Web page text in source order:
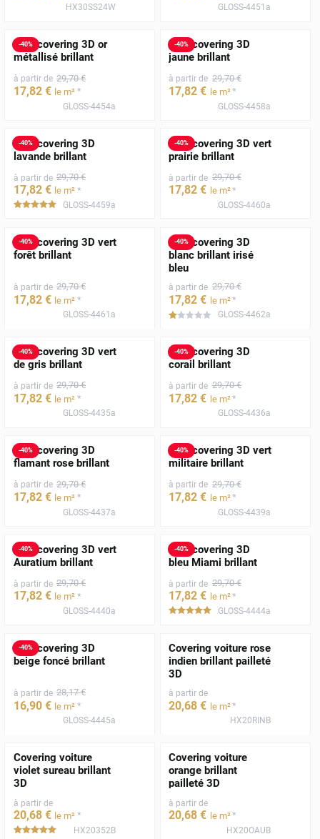
HX30SS24W GLOSS-4451a
-40%
Film covering 3D or
métallisé brillant
à partir de 29,70 €
17,82 € le m² *
GLOSS-4454a
-40%
Film covering 3D
jaune brillant
à partir de 29,70 €
17,82 € le m²*
GLOSS-4458a
-40%
Film covering 3D
lavande brillant
à partir de 29,70 €
17,82 € le m² *
*****
GLOSS-4459a
-40%
Film covering 3D vert
prairie brillant
à partir de 29,70 €
17,82 € le m²*
GLOSS-4460a
-40%
Film covering 3D vert
forêt brillant
à partir de 29,70 €
17,82 € le m² *
GLOSS-4461a
-40%
Film covering 3D
blanc brillant irisé
bleu
à partir de 29,70 €
17,82 € le m²*
***** GLOSS-4462a
-40%
Film covering 3D vert
de gris brillant
à partir de 29,70 €
17,82 € le m² *
GLOSS-4435a
-40%
Film covering 3D
corail brillant
à partir de 29,70 €
17,82 € le m²*
GLOSS-4436a
-40%
Film covering 3D
flamant rose brillant
à partir de 29,70 €
17,82 € le m² *
GLOSS-4437a
-40%
Film covering 3D vert
militaire brillant
à partir de 29,70 €
17,82 € le m²*
GLOSS-4439a
-40%
Film covering 3D vert
Auratium brillant
à partir de 29,70 €
17,82 € le m² *
GLOSS-4440a
-40%
Film covering 3D
bleu Miami brillant
à partir de 29,70 €
17,82 € le m²*
*****
GLOSS-4444a
-40%
Film covering 3D
beige foncé brillant
à partir de 28,17 €
16,90 € le m² *
GLOSS-4445a
Covering voiture rose
indien brillant pailleté
3D
à partir de
20,68 € le m²*
HX20RINB
Covering voiture
violet sureau brillant
3D
à partir de
20,68 € le m² *
*****HX20352B
Covering voiture
orange brillant
pailleté 3D
à partir de
20,68 € le m²*
HX20OAUB